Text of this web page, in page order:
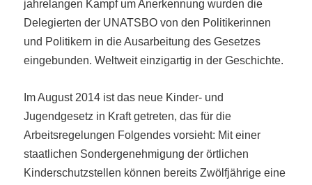
jahrelangen Kampf um Anerkennung wurden die
Delegierten der UNATSBO von den Politikerinnen
und Politikern in die Ausarbeitung des Gesetzes
eingebunden. Weltweit einzigartig in der Geschichte.
Im August 2014 ist das neue Kinder- und
Jugendgesetz in Kraft getreten, das für die
Arbeitsregelungen Folgendes vorsieht: Mit einer
staatlichen Sondergenehmigung der örtlichen
Kinderschutzstellen können bereits Zwölfjährige eine